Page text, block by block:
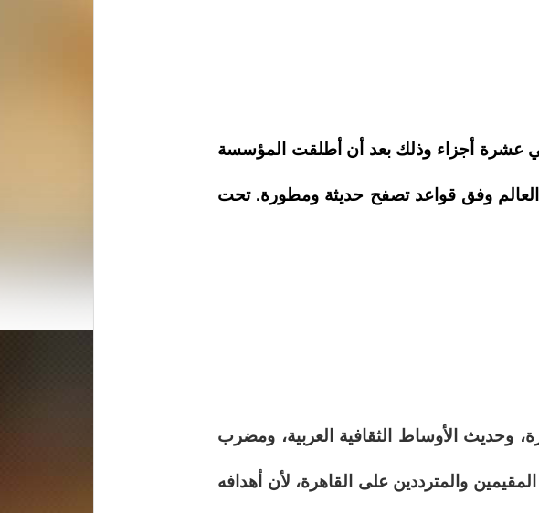
عشرة أجزاء وذلك بعد أن أطلقت المؤسسة
وفق قواعد تصفح حديثة ومطورة. تحت
وحديث الأوساط الثقافية العربية، ومضرب
والمترددين على القاهرة، لأن أهدافه